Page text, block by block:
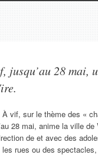
jusqu’au 28 mai,
vif, sur le thème des «
28 mai, anime la ville
de et avec des
les rues ou des